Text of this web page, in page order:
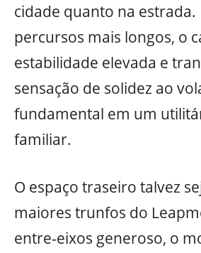
cidade quanto na estrada.
percursos mais longos, o
estabilidade elevada e
sensação de solidez ao
fundamental em um
familiar.
O espaço traseiro talvez
maiores trunfos do
entre-eixos generoso, o